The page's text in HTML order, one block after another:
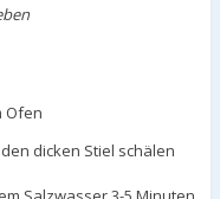
Ofen
dicken Stiel schälen